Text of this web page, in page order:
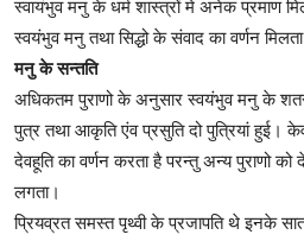
स्वायंभुव मनु के धर्म शास्त्रों मे अनेक प्रमाण
स्वयंभुव मनु तथा सिद्धो के संवाद का वर्णन
मनु के सन्तति
अधिकतम पुराणो के अनुसार स्वयंभुव मनु के
पुत्र तथा आकृति एंव प्रसुति दो पुत्रियां हुई।
देवहूति का वर्णन करता है परन्तु अन्य पुराणो
लगता।
प्रियव्रत समस्त पृथ्वी के प्रजापति थे इनके